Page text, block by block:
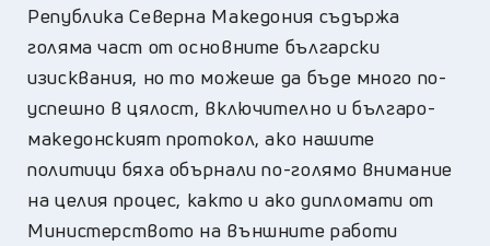
Република Северна Македония съдържа
голяма част от основните български
изисквания, но то можеше да бъде много по-
успешно в цялост, включително и българо-
македонският протокол, ако нашите
политици бяха обърнали по-голямо внимание
на целия процес, както и ако дипломати от
Министерството на външните работи